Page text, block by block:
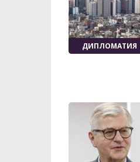
ДИПЛОМАТИЯ